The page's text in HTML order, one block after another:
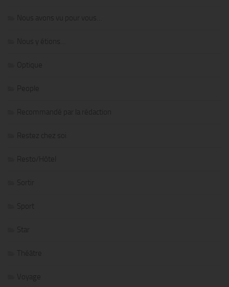
Nous avons vu pour vous…
Nous y étions…
Optique
People
Recommandé par la rédaction
Restez chez soi
Resto/Hôtel
Sortir
Sport
Star
Théâtre
Voyage